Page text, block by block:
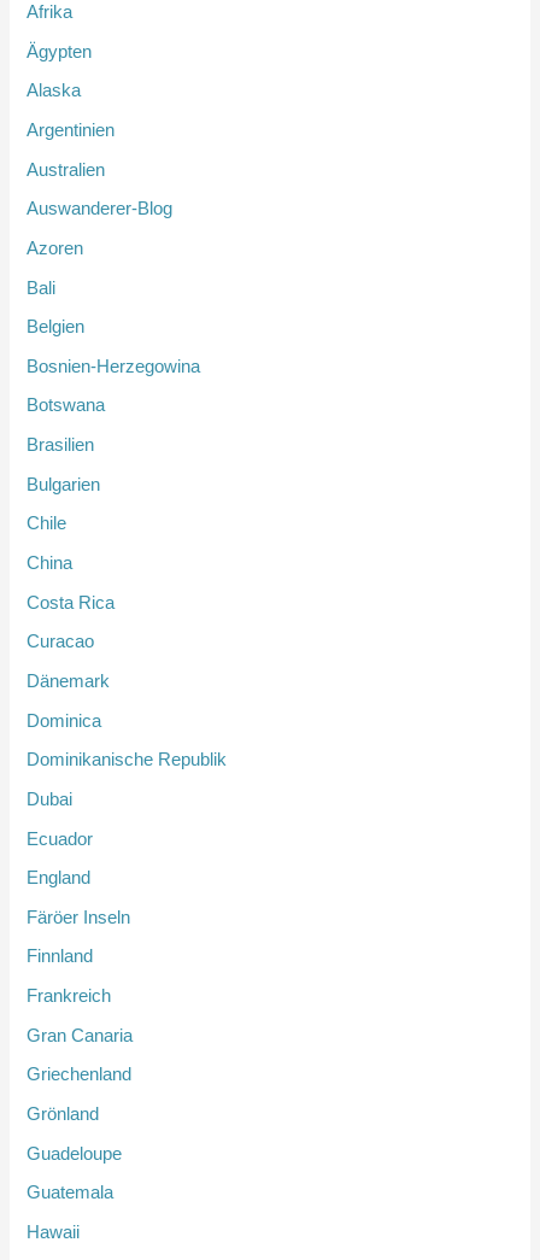
Afrika
Ägypten
Alaska
Argentinien
Australien
Auswanderer-Blog
Azoren
Bali
Belgien
Bosnien-Herzegowina
Botswana
Brasilien
Bulgarien
Chile
China
Costa Rica
Curacao
Dänemark
Dominica
Dominikanische Republik
Dubai
Ecuador
England
Färöer Inseln
Finnland
Frankreich
Gran Canaria
Griechenland
Grönland
Guadeloupe
Guatemala
Hawaii